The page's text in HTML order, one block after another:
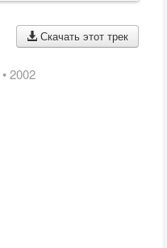
Скачать этот трек
• 2002